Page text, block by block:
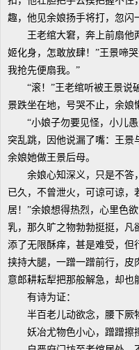
趣，他见余娘扬手将打，忽闪
王老绾大窘，奔上前扇他
姬化身，怎敢放肆！”王景啼
我抢先便扇我。”
“滚！”王老绾听被王景说
景跌坐在地，号哭不止，余娘
“小娘子勿要见怪，小儿愚
突乱跳，因他说漏了嘴：王景
余娘她做王景后母。
余娘心知深义，只是不答
已久，不曾泄火，可谅可谅，
居！”余娘想得热烈，心里色
乳，那久旷之物勃勃挺挺，凡
添了无限酥痒，甚是难受，但
挟持大腿，一蹭一蹭前行，皮
意郎耕耘犁把那般解急，却也
有诗为证：
半百老儿动欲念，腰下厥物
妖冶尤物色小心，蹭蹭擦擦